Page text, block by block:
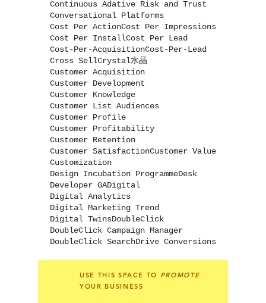
Continuous Adative Risk and Trust
Conversational Platforms
Cost Per ActionCost Per Impressions
Cost Per InstallCost Per Lead
Cost-Per-AcquisitionCost-Per-Lead
Cross SellCrystal水晶
Customer Acquisition
Customer Development
Customer Knowledge
Customer List Audiences
Customer Profile
Customer Profitability
Customer Retention
Customer SatisfactionCustomer Value
Customization
Design Incubation ProgrammeDesk
Developer GADigital
Digital Analytics
Digital Marketing Trend
Digital TwinsDoubleClick
DoubleClick Campaign Manager
DoubleClick SearchDrive Conversions
USE THIS SPACE TO PROMOTE
YOUR BUSINESS